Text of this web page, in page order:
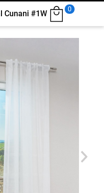
Cunani #1W
0